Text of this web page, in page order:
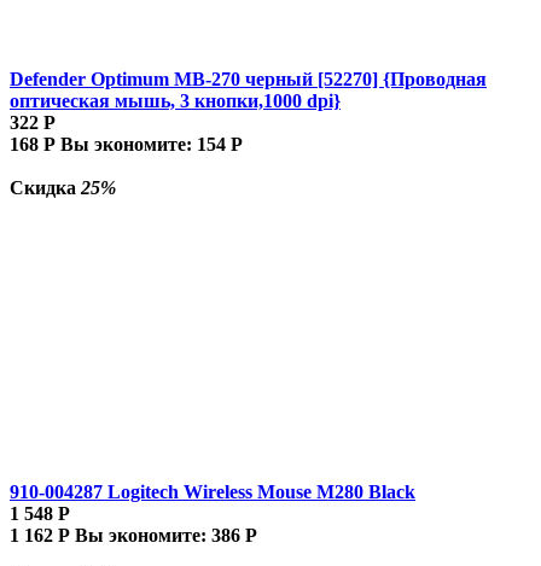
Defender Optimum MB-270 черный [52270] {Проводная
оптическая мышь, 3 кнопки,1000 dpi}
322 Р
168 Р Вы экономите: 154 Р
Скидка 25%
910-004287 Logitech Wireless Mouse M280 Black
1 548 Р
1 162 Р Вы экономите: 386 Р